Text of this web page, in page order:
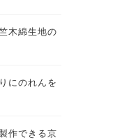
木綿生地の
にのれんを
作できる京